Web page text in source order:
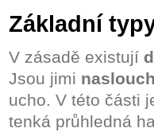
Základní
V zásadě existují
Jsou jimi
ucho. V této části
tenká průhledná